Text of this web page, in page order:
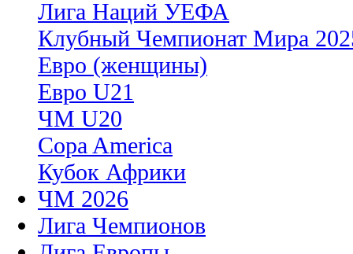
Лига Наций УЕФА
Клубный Чемпионат Мира
Евро (женщины)
Евро U21
ЧМ U20
Copa America
Кубок Африки
ЧМ 2026
Лига Чемпионов